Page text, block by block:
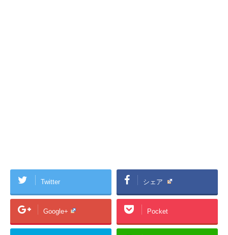
Twitter シェア
Google+ Pocket